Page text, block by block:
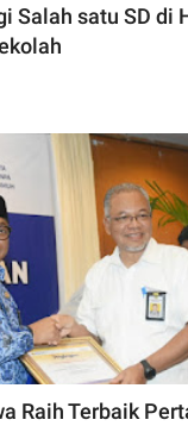
Salah satu SD di
Raih Terbaik